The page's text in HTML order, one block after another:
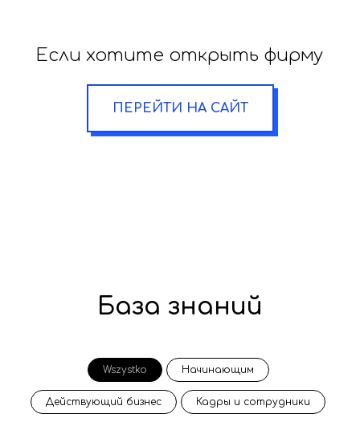
Если хотите открыть фирму
ПЕРЕЙТИ НА САЙТ
База знаний
Wszystko Начинающим
Действующий бизнес Кадры и сотрудники